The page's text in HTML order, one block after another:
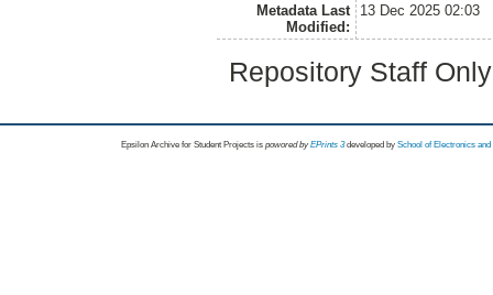
Metadata Last
Modified:
13 Dec 2025 02:03
Repository Staff
Epsilon Archive for Student Projects is powored byEPrints 3 developed by School of Electronics